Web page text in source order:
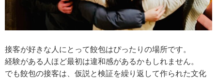
接客が好きな人にとって餃包はぴったりの場所です。
経験がある人ほど最初は違和感があるかもしれません。
でも餃包の接客は、 仮説と検証を繰り返して作られた文化